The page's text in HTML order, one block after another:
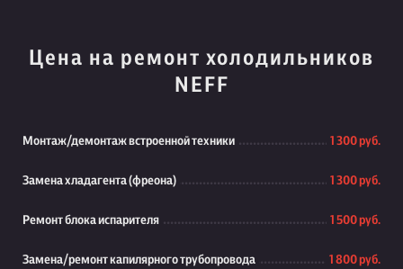
Цена на ремонт холодильников
NEFF
Монтаж/демонтаж встроенной техники 1 300 руб.
Замена хладагента (фреона) 1 300 руб.
Ремонт блока испарителя 1 500 руб.
Замена/ремонт капилярного трубопровода 1 800 руб.